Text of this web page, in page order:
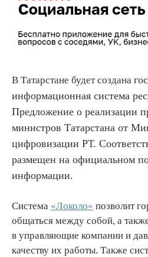
В Татарстане будет создана
информационная система
Предложение о реализации
министров Татарстана от
цифровизации РТ.
размещен на официальном
информации.
Система «Локоло» позволит
общаться между собой, а
в управляющие компании и
качеству их работы. Также